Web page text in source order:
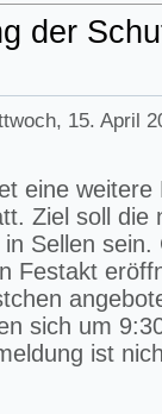
der
15. April
eine weitere
Ziel soll die
Sellen sein.
Festakt
sich um
ist